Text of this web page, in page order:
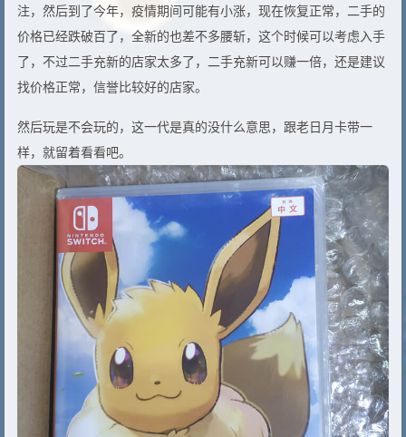
注，然后到了今年，疫情期间可能有小涨，现在恢复正常，二手的
价格已经跌破百了，全新的也差不多腰斩，这个时候可以考虑入手
了，不过二手充新的店家太多了，二手充新可以赚一倍，还是建议
找价格正常，信誉比较好的店家。
然后玩是不会玩的，这一代是真的没什么意思，跟老日月卡带一
样，就留着看看吧。